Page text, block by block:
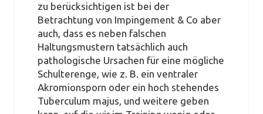
zu berücksichtigen ist bei der
Betrachtung von Impingement & Co aber
auch, dass es neben falschen
Haltungsmustern tatsächlich auch
pathologische Ursachen für eine mögliche
Schulterenge, wie z. B. ein ventraler
Akromionsporn oder ein hoch stehendes
Tuberculum majus, und weitere geben